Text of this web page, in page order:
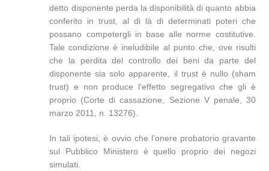
detto disponente perda la disponibilità di quanto abbia
conferito in trust, al di là di determinati poteri che
possano competergli in base alle norme costitutive.
Tale condizione è ineludibile al punto che, ove risulti
che la perdita del controllo dei beni da parte del
disponente sia solo apparente, il trust è nullo (sham
trust) e non produce l’effetto segregativo che gli è
proprio (Corte di cassazione, Sezione V penale, 30
marzo 2011, n. 13276).
In tali ipotesi, è ovvio che l’onere probatorio gravante
sul Pubblico Ministero è quello proprio dei negozi
simulati.